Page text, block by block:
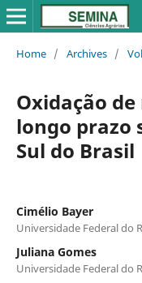
Home / Archives /
Oxidação
longo prazo
Sul do Brasil
Cimélio Bayer
Universidade Federal do
Juliana Gomes
Universidade Federal do